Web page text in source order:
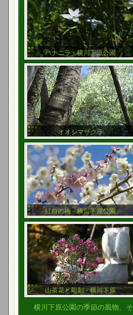
ハナニラ - 横川下原公園
オオシマザクラ
紅白の梅 - 横川下原公園
山茶花と彫刻 - 横川下原
横川下原公園の季節の風物、